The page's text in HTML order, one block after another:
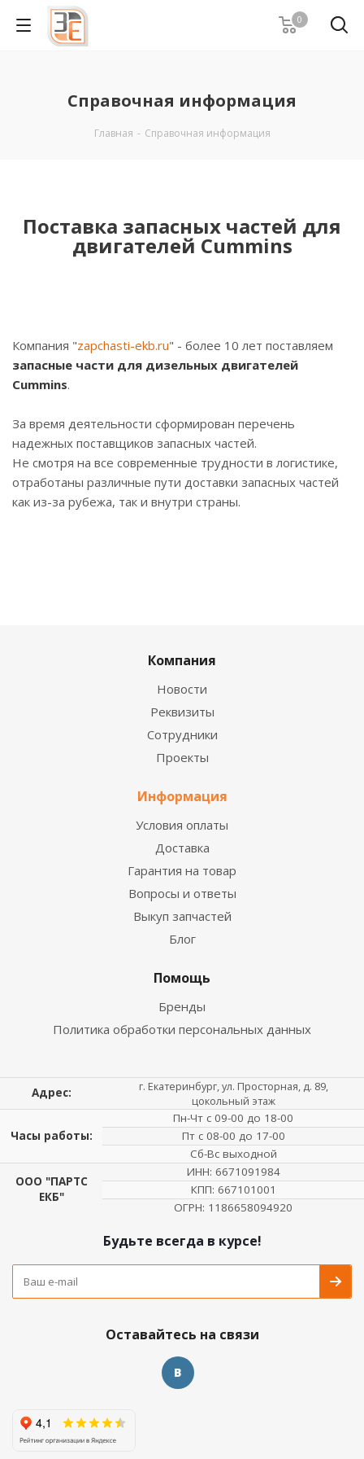
0
Справочная информация
Главная - Справочная информация
Поставка запасных частей для
двигателей Cummins
Компания "zapchasti-ekb.ru" - более 10 лет поставляем
запасные части для дизельных двигателей
Cummins.
За время деятельности сформирован перечень
надежных поставщиков запасных частей.
Не смотря на все современные трудности в логистике,
отработаны различные пути доставки запасных частей
как из-за рубежа, так и внутри страны.
Компания
Новости
Реквизиты
Сотрудники
Проекты
Информация
Условия оплаты
Доставка
Гарантия на товар
Вопросы и ответы
Выкуп запчастей
Блог
Помощь
Бренды
Политика обработки персональных данных
Адрес:
г. Екатеринбург, ул. Просторная, д. 89,
цокольный этаж
Часы работы:
Пн-Чт с 09-00 до 18-00
Пт с 08-00 до 17-00
Сб-Вс выходной
ООО "ПАРТС
ЕКБ"
ИНН: 6671091984
КПП: 667101001
ОГРН: 1186658094920
Будьте всегда в курсе!
Оставайтесь на связи